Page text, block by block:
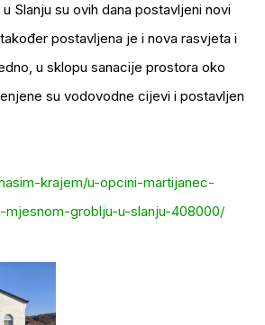
Slanju su ovih dana postavljeni novi
postavljena je i nova rasvjeta i
u sklopu sanacije prostora oko
su vodovodne cijevi i postavljen
krajem/u-opcini-martijanec-
mjesnom-groblju-u-slanju-408000/